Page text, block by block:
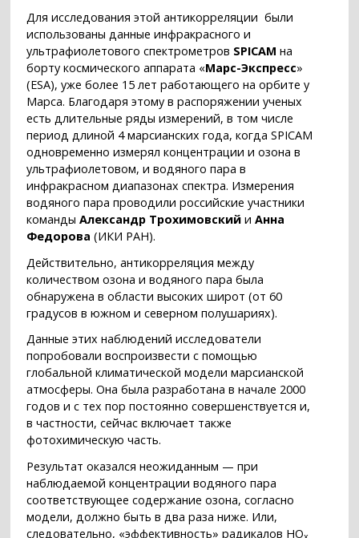
Для исследования этой антикорреляции были
использованы данные инфракрасного и
ультрафиолетового спектрометров SPICAM на
борту космического аппарата «Марс-Экспресс»
(ESA), уже более 15 лет работающего на орбите у
Марса. Благодаря этому в распоряжении ученых
есть длительные ряды измерений, в том числе
период длиной 4 марсианских года, когда SPICAM
одновременно измерял концентрации и озона в
ультрафиолетовом, и водяного пара в
инфракрасном диапазонах спектра. Измерения
водяного пара проводили российские участники
командыАлександр Трохимовский иАнна
Федорова (ИКИ РАН).
Действительно, антикорреляция между
количеством озона и водяного пара была
обнаружена в области высоких широт (от 60
градусов в южном и северном полушариях).
Данные этих наблюдений исследователи
попробовали воспроизвести с помощью
глобальной климатической модели марсианской
атмосферы. Она была разработана в начале 2000
годов и с тех пор постоянно совершенствуется и,
в частности, сейчас включает также
фотохимическую часть.
Результат оказался неожиданным — при
наблюдаемой концентрации водяного пара
соответствующее содержание озона, согласно
модели, должно быть в два раза ниже. Или,
следовательно, «эффективность» радикалов HO